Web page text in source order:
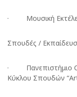
· Μουσική
Σπουδές /
· Πανεπιστήμιο
Κύκλου Σπουδών